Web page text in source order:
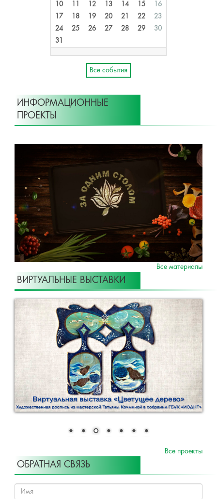
10 11 12 13 14 15
16
17
18 19 20 21 22
23
24
25 26 27 28 29
30
31
Все события
ИНФОРМАЦИОННЫЕ
ПРОЕКТЫ
Все материалы
ВИРТУАЛЬНЫЕ ВЫСТАВКИ
Все проекты
ОБРАТНАЯ СВЯЗЬ